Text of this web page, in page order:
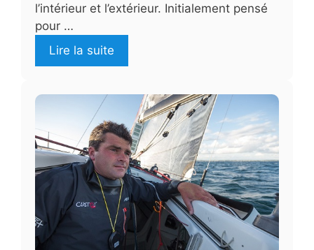
l’intérieur et l’extérieur. Initialement pensé
pour …
Lire la suite